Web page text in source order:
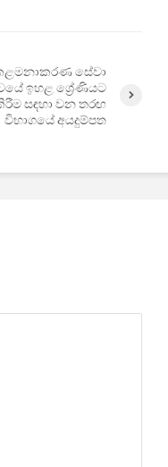
සේවා
ඉහළ ශ්‍රේණියට
සඳහා වන තරඟ
විභාගයේ අයදුම්පත